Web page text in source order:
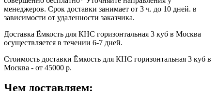
менеджеров. Срок доставки занимает от 3 ч. до 10 дней. в
зависимости от удаленности заказчика.
Доставка Ёмкость для КНС горизонтальная 3 куб в Москва
осуществляется в течении 6-7 дней.
Стоимость доставки Ёмкость для КНС горизонтальная 3 куб в
Москва - от 45000 р.
Чем доставляем: